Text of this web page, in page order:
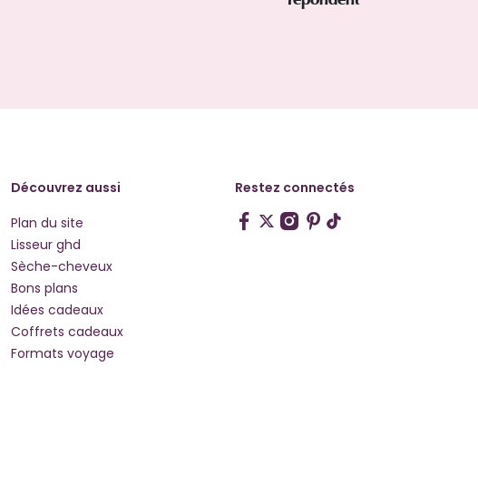
Découvrez aussi
Plan du site
Lisseur ghd
Sèche-cheveux
Bons plans
Idées cadeaux
Coffrets cadeaux
Formats voyage
Restez connectés